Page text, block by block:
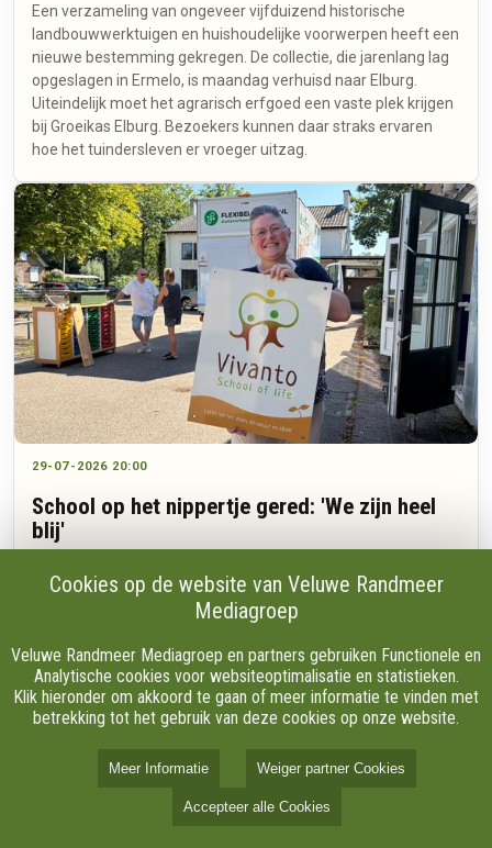
Een verzameling van ongeveer vijfduizend historische
landbouwwerktuigen en huishoudelijke voorwerpen heeft een
nieuwe bestemming gekregen. De collectie, die jarenlang lag
opgeslagen in Ermelo, is maandag verhuisd naar Elburg.
Uiteindelijk moet het agrarisch erfgoed een vaste plek krijgen
bij Groeikas Elburg. Bezoekers kunnen daar straks ervaren
hoe het tuindersleven er vroeger uitzag.
29-07-2026 20:00
School op het nippertje gered: 'We zijn heel
blij'
Na drie jaar zoeken en meer dan zeventig bekeken locaties
onderkomen gevonden in Apeldoorn. De particuliere school,
waar kinderen zelf bepalen wat en wanneer ze leren, dreigde
zelfs tijdelijk vanuit een tent les te moeten geven.
Cookies op de website van Veluwe Randmeer
Mediagroep
Veluwe Randmeer Mediagroep en partners gebruiken Functionele en
Analytische cookies voor websiteoptimalisatie en statistieken.
Klik hieronder om akkoord te gaan of meer informatie te vinden met
betrekking tot het gebruik van deze cookies op onze website.
Meer Informatie Weiger partner Cookies
Accepteer alle Cookies